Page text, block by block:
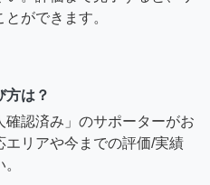
ができます。
方は？
確認済み」のサポーターがお
リアや今までの評価/実績